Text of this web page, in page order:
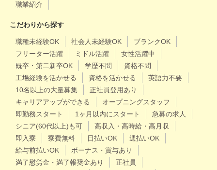
職業紹介
こだわりから探す
職種未経験OK 社会人未経験OK
ブランクOK
フリーター活躍
ミドル活躍
女性活躍中
既卒・第二新卒OK
学歴不問
資格不問
工場経験を活かせる
資格を活かせる
英語力不要
10名以上の大量募集
正社員登用あり
キャリアアップができる
オープニングスタッフ
即勤務スタート
1ヶ月以内にスタート
急募の求人
シニア(60代以上)も可
高収入・高時給・高月収
即入寮
寮費無料 日払いOK
週払いOK
給与前払いOK
ボーナス・賞与あり
満了慰労金・満了報奨金あり
正社員